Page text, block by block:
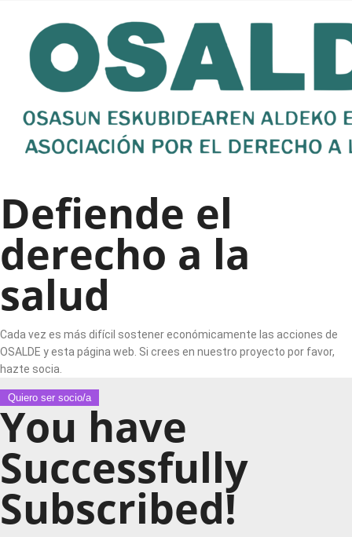
Defiende el
derecho a la
salud
Cada vez es más difícil sostener económicamente las acciones de
OSALDE y esta página web. Si crees en nuestro proyecto por favor,
hazte socia.
Quiero ser socio/a
You have
Successfully
Subscribed!